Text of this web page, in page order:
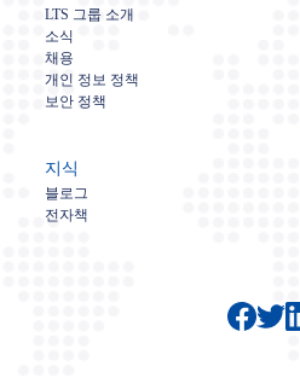
LTS 그룹 소개
소식
채용
개인 정보 정책
보안 정책
지식
블로그
전자책